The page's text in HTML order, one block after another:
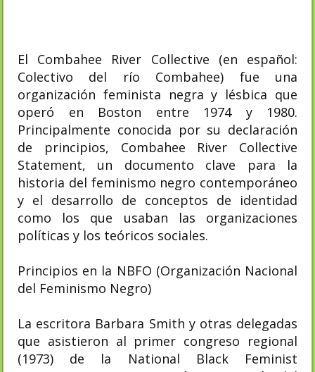
El Combahee River Collective (en español:
Colectivo del río Combahee) fue una
organización feminista negra y lésbica que
operó en Boston entre 1974 y 1980.
Principalmente conocida por su declaración
de principios, Combahee River Collective
Statement, un documento clave para la
historia del feminismo negro contemporáneo
y el desarrollo de conceptos de identidad
como los que usaban las organizaciones
políticas y los teóricos sociales.
Principios en la NBFO (Organización Nacional
del Feminismo Negro)
La escritora Barbara Smith y otras delegadas
que asistieron al primer congreso regional
(1973) de la National Black Feminist